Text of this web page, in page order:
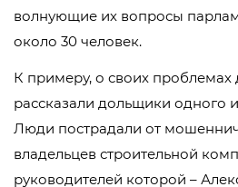
волнующие их вопросы
около 30 человек.
К примеру, о своих проблемах
рассказали дольщики одного
Люди пострадали от
владельцев строительной
руководителей которой –